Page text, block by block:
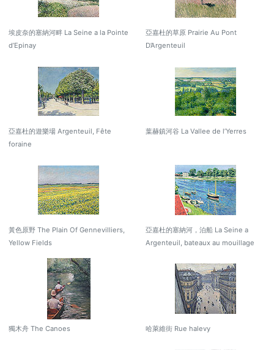
埃皮奈的塞納河畔 La Seine a la Pointe
d’Epinay
亞嘉杜的草原 Prairie Au Pont
D’Argenteuil
亞嘉杜的遊樂場 Argenteuil, Fête
foraine
葉赫鎮河谷 La Vallee de l’Yerres
黃色原野 The Plain Of Gennevilliers,
Yellow Fields
亞嘉杜的塞納河，泊船 La Seine a
Argenteuil, bateaux au mouillage
獨木舟 The Canoes 哈萊維街 Rue halevy